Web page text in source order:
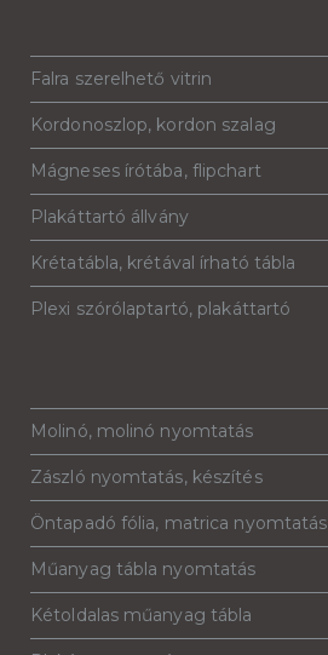
Falra szerelhető vitrin
Kordonoszlop, kordon szalag
Mágneses írótába, flipchart
Plakáttartó állvány
Krétatábla, krétával írható tábla
Plexi szórólaptartó, plakáttartó
Molinó, molinó nyomtatás
Zászló nyomtatás, készítés
Öntapadó fólia, matrica nyomtatás
Műanyag tábla nyomtatás
Kétoldalas műanyag tábla